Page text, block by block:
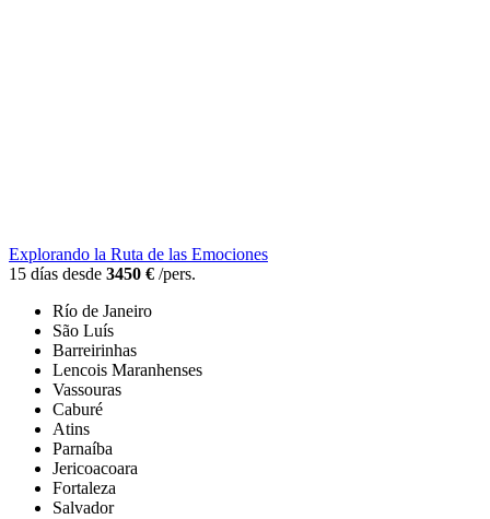
Explorando la Ruta de las Emociones
15 días desde 3450 € /pers.
Río de Janeiro
São Luís
Barreirinhas
Lencois Maranhenses
Vassouras
Caburé
Atins
Parnaíba
Jericoacoara
Fortaleza
Salvador